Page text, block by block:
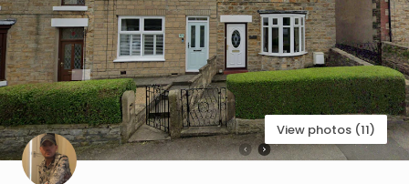
View photos (11)